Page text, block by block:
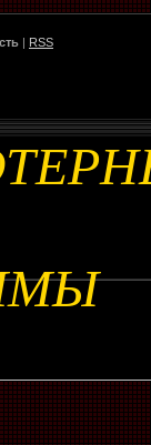
| RSS